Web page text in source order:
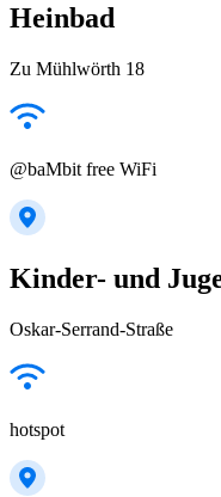
Heinbad
Zu Mühlwörth 18
@baMbit free WiFi
Kinder- und
Oskar-Serrand-Straße
hotspot